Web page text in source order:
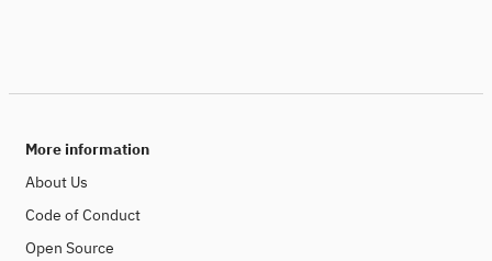
More information
About Us
Code of Conduct
Open Source